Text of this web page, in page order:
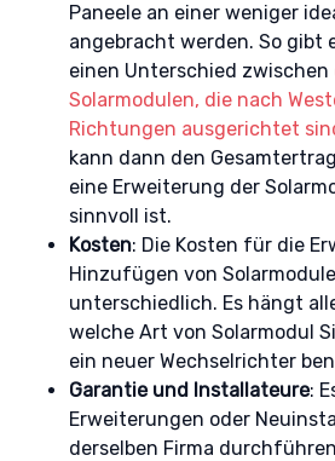
Paneele an einer weniger
angebracht werden. So gibt
einen Unterschied zwischen
Solarmodulen, die nach
Richtungen ausgerichtet
kann dann den
eine Erweiterung der
sinnvoll ist.
Kosten: Die Kosten für die
Hinzufügen von
unterschiedlich. Es hängt
welche Art von Solarmodul
ein neuer Wechselrichter
Garantie und Installateure:
Erweiterungen oder
derselben Firma